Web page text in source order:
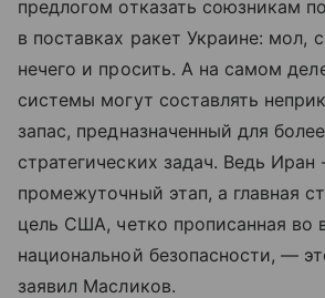
предлогом отказать союзникам
в поставках ракет Украине: мол,
нечего и просить. А на самом
системы могут составлять
запас, предназначенный для
стратегических задач. Ведь
промежуточный этап, а главная
цель США, четко прописанная во
национальной безопасности, —
заявил Масликов.